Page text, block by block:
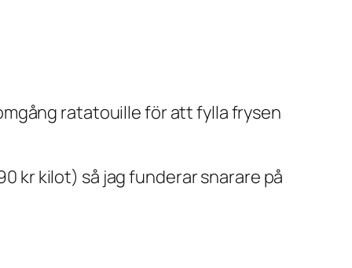
ratatouille för att fylla frysen
kr kilot) så jag funderar snarare på